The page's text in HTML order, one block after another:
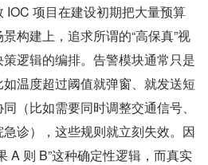
IOC 项目在建设初期把大量预算
构建上，追求所谓的“高保真”视
逻辑的编排。告警模块通常只是
温度超过阈值就弹窗、就发送短
（比如需要同时调整交通信号、
诊），这些规则就立刻失效。因
A 则 B”这种确定性逻辑，而真实